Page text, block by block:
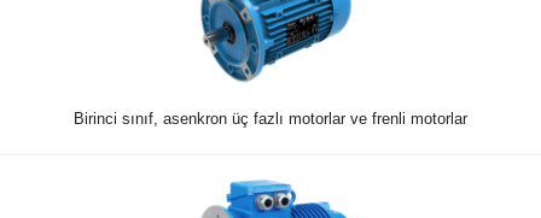
Birinci sınıf, asenkron üç fazlı motorlar ve frenli motorlar